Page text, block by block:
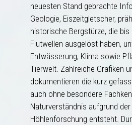
neuesten Stand gebrachte
Geologie, Eiszeitgletscher,
historische Bergstürze, die bis
Flutwellen ausgelöst haben,
Entwässerung, Klima sowie
Tierwelt. Zahlreiche Grafiken
dokumentieren die kurz
auch ohne besondere
Naturverständnis aufgrund
Höhlenforschung entsteht.